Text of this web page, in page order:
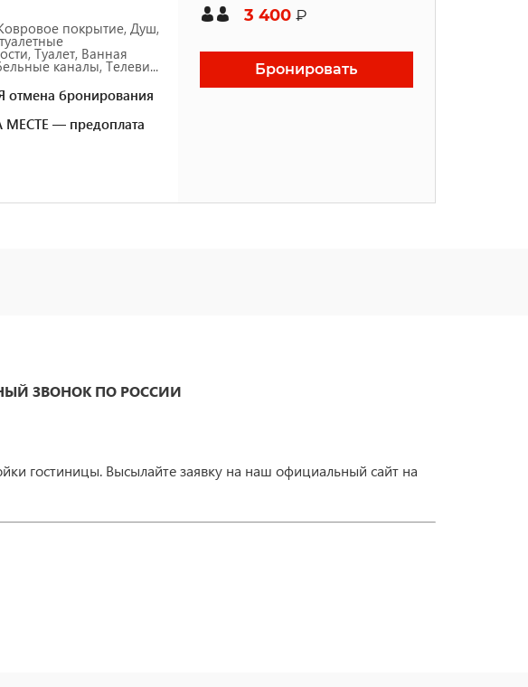
покрытие, Душ,
Туалет, Ванная
каналы, Телеви...
отмена бронирования
— предоплата
3 400 ₽
Бронировать
ЗВОНОК ПО РОССИИ
гостиницы. Высылайте заявку на наш официальный сайт на